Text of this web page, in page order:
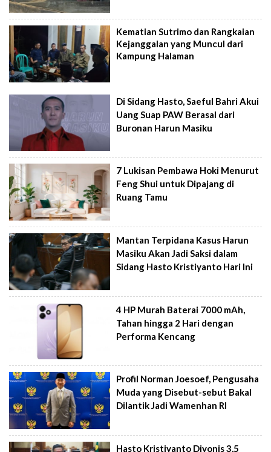
Kematian Sutrimo dan Rangkaian
Kejanggalan yang Muncul dari
Kampung Halaman
Di Sidang Hasto, Saeful Bahri Akui
Uang Suap PAW Berasal dari
Buronan Harun Masiku
7 Lukisan Pembawa Hoki Menurut
Feng Shui untuk Dipajang di
Ruang Tamu
Mantan Terpidana Kasus Harun
Masiku Akan Jadi Saksi dalam
Sidang Hasto Kristiyanto Hari Ini
4 HP Murah Baterai 7000 mAh,
Tahan hingga 2 Hari dengan
Performa Kencang
Profil Norman Joesoef, Pengusaha
Muda yang Disebut-sebut Bakal
Dilantik Jadi Wamenhan RI
Hasto Kristiyanto Divonis 3,5